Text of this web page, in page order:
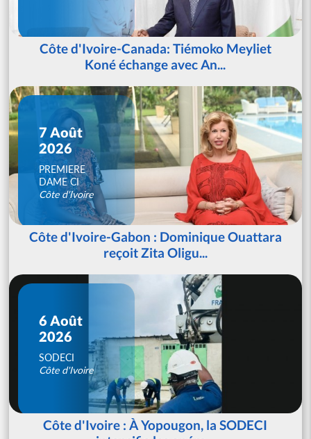
Côte d'Ivoire-Canada: Tiémoko Meyliet
Koné échange avec An...
7 Août
2026
PREMIERE
DAME CI
Côte d'Ivoire
Côte d'Ivoire-Gabon : Dominique Ouattara
reçoit Zita Oligu...
6 Août
2026
SODECI
Côte d'Ivoire
Côte d'Ivoire : À Yopougon, la SODECI